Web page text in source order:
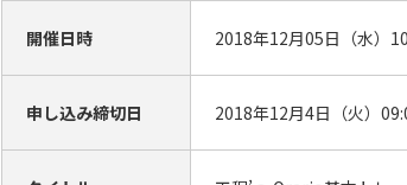
開催日時 2018年12月05日（水）
申し込み締切日 2018年12月4日（火）